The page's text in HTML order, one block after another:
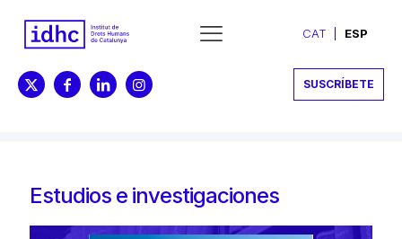
CAT ESP
SUSCRÍBETE
Estudios e investigaciones